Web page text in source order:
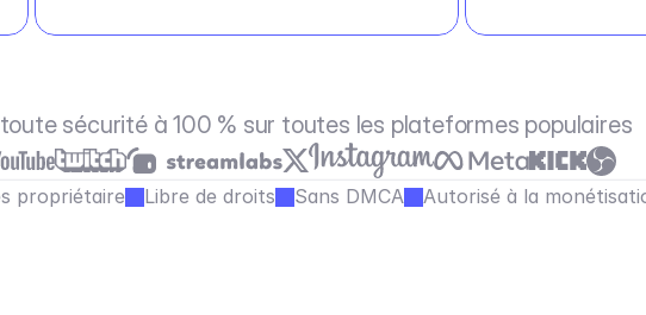
sécurité à 100 % sur toutes les plateformes populaires
propriétaire Libre de droits Sans DMCA Autorisé à la